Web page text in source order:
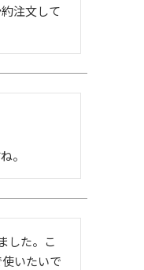
注文して
。
した。こ
いたいで